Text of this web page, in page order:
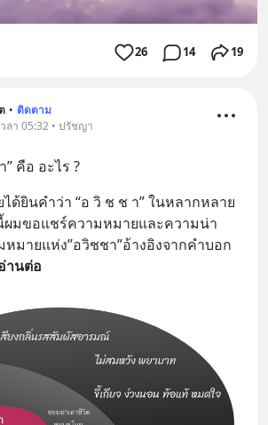
26 14 19
• ติดตาม
ลา 05:32 • ปรัชญา
” คือ อะไร ?
ด้ยินคำว่า “อ วิ ช ช า” ในหลากหลาย
ผมขอแชร์ความหมายและความน่า
หมายแห่ง”อวิชชา”อ้างอิงจากคำบอก
านต่อ